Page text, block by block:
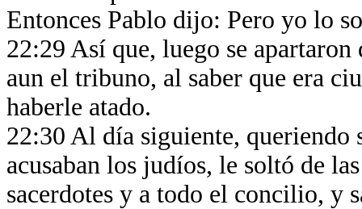
Entonces Pablo dijo: Pero yo lo
22:29 Así que, luego se
aun el tribuno, al saber que era
haberle atado.
22:30 Al día siguiente, queriendo
acusaban los judíos, le soltó de
sacerdotes y a todo el concilio, y